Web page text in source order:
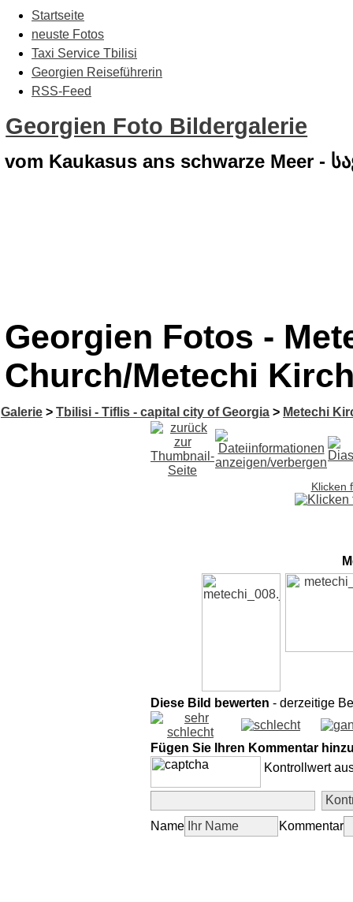
Startseite
neuste Fotos
Taxi Service Tbilisi
Georgien Reiseführerin
RSS-Feed
Georgien Foto Bildergalerie
vom Kaukasus ans schwarze Meer -
Georgien Fotos -
Church/Metechi
Galerie > Tbilisi - Tiflis - capital city of Georgia > Metechi
Klicken
Diese Bild bewerten - derzeitige
Fügen Sie Ihren Kommentar
Kontrollwert
Name Kommentar